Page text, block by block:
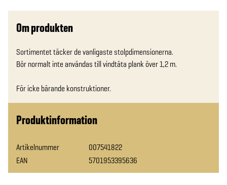
Om produkten
Sortimentet täcker de vanligaste stolpdimensionerna.
Bör normalt inte användas till vindtäta plank över 1,2 m.
För icke bärande konstruktioner.
Produktinformation
Artikelnummer
007541822
EAN
5701953395636